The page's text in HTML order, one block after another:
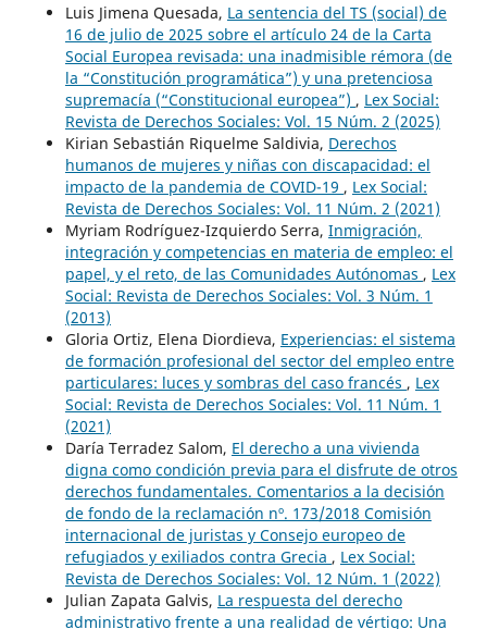
Luis Jimena Quesada, La sentencia del TS (social) de
16 de julio de 2025 sobre el artículo 24 de la Carta
Social Europea revisada: una inadmisible rémora (de
la “Constitución programática”) y una pretenciosa
supremacía (“Constitucional europea”) , Lex Social:
Revista de Derechos Sociales: Vol. 15 Núm. 2 (2025)
Kirian Sebastián Riquelme Saldivia, Derechos
humanos de mujeres y niñas con discapacidad: el
impacto de la pandemia de COVID-19 , Lex Social:
Revista de Derechos Sociales: Vol. 11 Núm. 2 (2021)
Myriam Rodríguez-Izquierdo Serra, Inmigración,
integración y competencias en materia de empleo: el
papel, y el reto, de las Comunidades Autónomas , Lex
Social: Revista de Derechos Sociales: Vol. 3 Núm. 1
(2013)
Gloria Ortiz, Elena Diordieva, Experiencias: el sistema
de formación profesional del sector del empleo entre
particulares: luces y sombras del caso francés , Lex
Social: Revista de Derechos Sociales: Vol. 11 Núm. 1
(2021)
Daría Terradez Salom, El derecho a una vivienda
digna como condición previa para el disfrute de otros
derechos fundamentales. Comentarios a la decisión
de fondo de la reclamación nº. 173/2018 Comisión
internacional de juristas y Consejo europeo de
refugiados y exiliados contra Grecia , Lex Social:
Revista de Derechos Sociales: Vol. 12 Núm. 1 (2022)
Julian Zapata Galvis, La respuesta del derecho
administrativo frente a una realidad de vértigo: Una